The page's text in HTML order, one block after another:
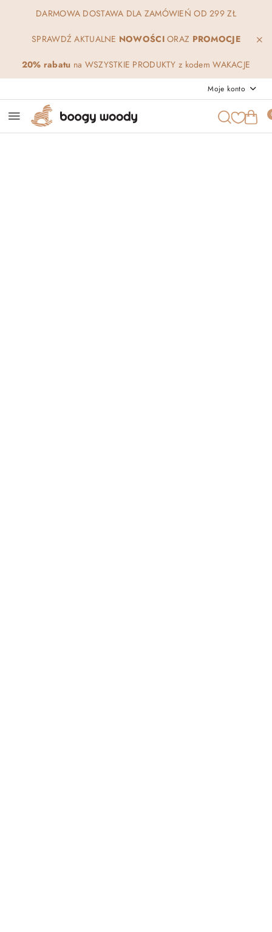
Przejdź do treści głównej
Przejdź do wyszukiwarki
Przejdź do moje konto
Przejdź do menu głównego
Przejdź do opisu produktu
Przejdź do stopki
DARMOWA DOSTAWA DLA ZAMÓWIEŃ OD 299 ZŁ
SPRAWDŹ AKTUALNE NOWOŚCIORAZ PROMOCJE
20% rabatu na WSZYSTKIE PRODUKTY z kodem WAKACJE
Moje konto